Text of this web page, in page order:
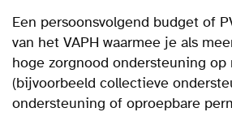
Een persoonsvolgend budget of
van het VAPH waarmee je als
hoge zorgnood ondersteuning op
(bijvoorbeeld collectieve
ondersteuning of oproepbare